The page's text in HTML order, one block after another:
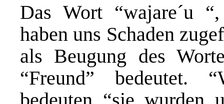
Das Wort “wajare´u
haben uns Schaden
als Beugung des
“Freund” bedeutet.